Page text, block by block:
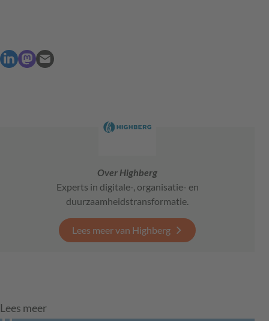
Over Highberg
Experts in digitale-, organisatie- en
duurzaamheidstransformatie.
Lees meer van Highberg
Lees meer